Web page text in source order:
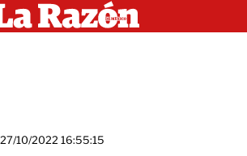
27/10/2022 16:55:15